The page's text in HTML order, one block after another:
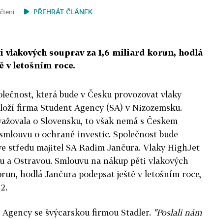
PŘEHRÁT ČLÁNEK
vlakových souprav za 1,6 miliard korun, hodlá
v letošním roce.
která bude v Česku provozovat vlaky
firma Student Agency (SA) v Nizozemsku.
o Slovensku, to však nemá s Českem
o ochraně investic. Společnost bude
středu majitel SA Radim Jančura. Vlaky HighJet
a Ostravou. Smlouvu na nákup pěti vlakových
hodlá Jančura podepsat ještě v letošním roce,
se švýcarskou firmou Stadler. "Poslali nám